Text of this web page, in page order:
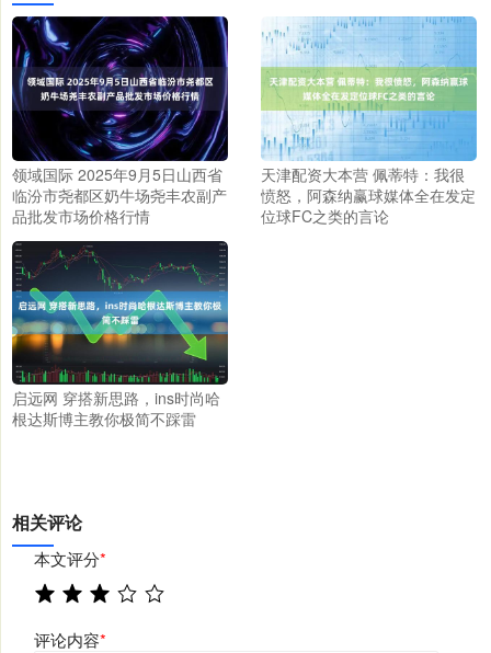
领域国际 2025年9月5日山西省
临汾市尧都区奶牛场尧丰农副产
品批发市场价格行情
天津配资大本营 佩蒂特：我很
愤怒，阿森纳赢球媒体全在发定
位球FC之类的言论
启远网 穿搭新思路，ins时尚哈
根达斯博主教你极简不踩雷
相关评论
本文评分*
评论内容*